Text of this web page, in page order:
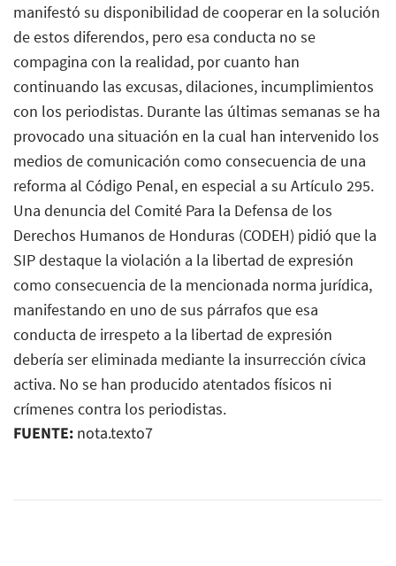
manifestó su disponibilidad de cooperar en la solución
de estos diferendos, pero esa conducta no se
compagina con la realidad, por cuanto han
continuando las excusas, dilaciones, incumplimientos
con los periodistas. Durante las últimas semanas se ha
provocado una situación en la cual han intervenido los
medios de comunicación como consecuencia de una
reforma al Código Penal, en especial a su Artículo 295.
Una denuncia del Comité Para la Defensa de los
Derechos Humanos de Honduras (CODEH) pidió que la
SIP destaque la violación a la libertad de expresión
como consecuencia de la mencionada norma jurídica,
manifestando en uno de sus párrafos que esa
conducta de irrespeto a la libertad de expresión
debería ser eliminada mediante la insurrección cívica
activa. No se han producido atentados físicos ni
crímenes contra los periodistas.
FUENTE: nota.texto7